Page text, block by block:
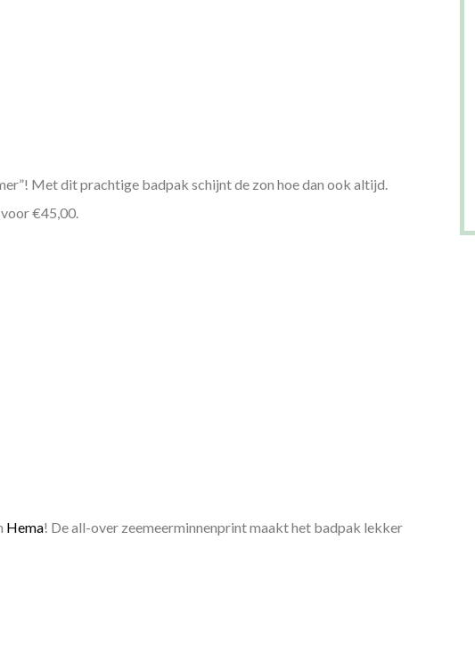
Met dit prachtige badpak schijnt de zon hoe dan ook altijd.
voor €45,00.
Hema! De all-over zeemeerminnenprint maakt het badpak lekker